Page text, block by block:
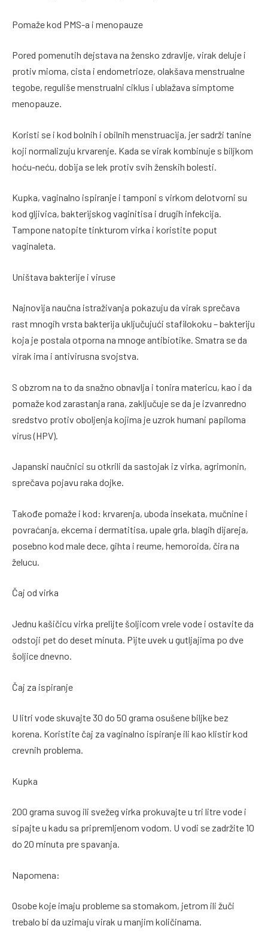
Pomaže kod PMS-a i menopauze
Pored pomenutih dejstava na žensko zdravlje, virak deluje i
protiv mioma, cista i endometrioze, olakšava menstrualne
tegobe, reguliše menstrualni ciklus i ublažava simptome
menopauze.
Koristi se i kod bolnih i obilnih menstruacija, jer sadrži tanine
koji normalizuju krvarenje. Kada se virak kombinuje s biljkom
hoću-neću, dobija se lek protiv svih ženskih bolesti.
Kupka, vaginalno ispiranje i tamponi s virkom delotvorni su
kod gljivica, bakterijskog vaginitisa i drugih infekcija.
Tampone natopite tinkturom virka i koristite poput
vaginaleta.
Uništava bakterije i viruse
Najnovija naučna istraživanja pokazuju da virak sprečava
rast mnogih vrsta bakterija uključujući stafilokoku – bakteriju
koja je postala otporna na mnoge antibiotike. Smatra se da
virak ima i antivirusna svojstva.
S obzrom na to da snažno obnavlja i tonira matericu, kao i da
pomaže kod zarastanja rana, zaključuje se da je izvanredno
sredstvo protiv oboljenja kojima je uzrok humani papiloma
virus (HPV).
Japanski naučnici su otkrili da sastojak iz virka, agrimonin,
sprečava pojavu raka dojke.
Takođe pomaže i kod: krvarenja, uboda insekata, mučnine i
povraćanja, ekcema i dermatitisa, upale grla, blagih dijareja,
posebno kod male dece, gihta i reume, hemoroida, čira na
želucu.
Čaj od virka
Jednu kašičicu virka prelijte šoljicom vrele vode i ostavite da
odstoji pet do deset minuta. Pijte uvek u gutljajima po dve
šoljice dnevno.
Čaj za ispiranje
U litri vode skuvajte 30 do 50 grama osušene biljke bez
korena. Koristite čaj za vaginalno ispiranje ili kao klistir kod
crevnih problema.
Kupka
200 grama suvog ili svežeg virka prokuvajte u tri litre vode i
sipajte u kadu sa pripremljenom vodom. U vodi se zadržite 10
do 20 minuta pre spavanja.
Napomena:
Osobe koje imaju probleme sa stomakom, jetrom ili žuči
trebalo bi da uzimaju virak u manjim količinama.